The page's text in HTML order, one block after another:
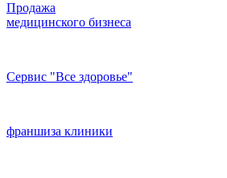
Продажа
медицинского бизнеса
Сервис "Все здоровье"
франшиза клиники